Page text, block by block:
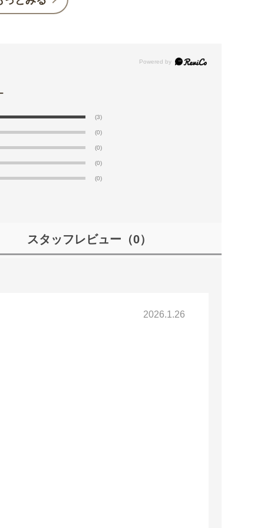
(3)
(0)
(0)
(0)
(0)
スタッフレビュー （0）
2026.1.26